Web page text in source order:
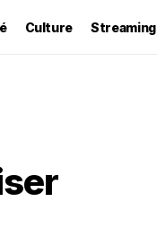
Culture Streaming